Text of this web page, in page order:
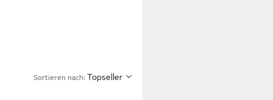
Sortieren nach: Topseller